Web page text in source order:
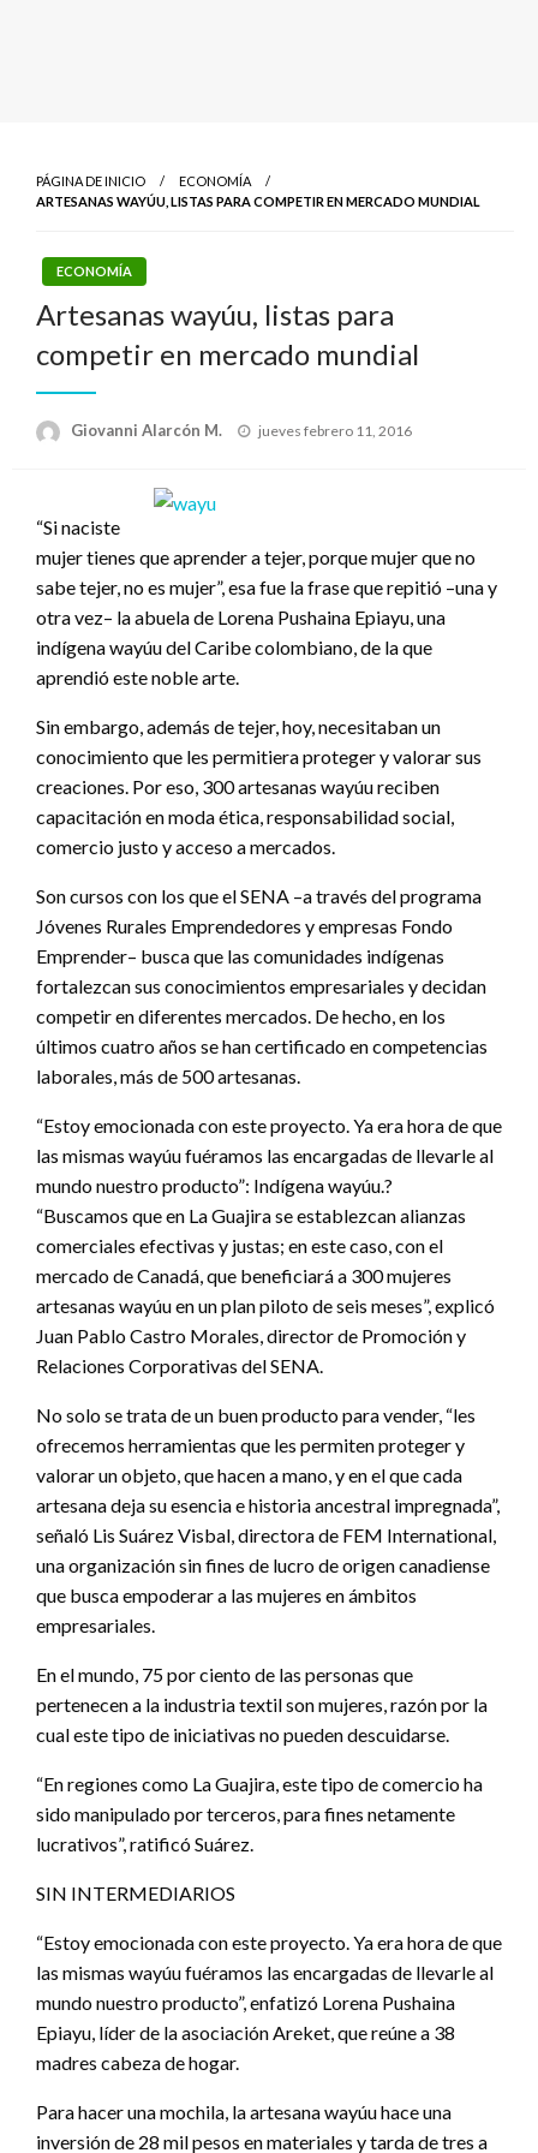
PÁGINA DE INICIO
ECONOMÍA
ARTESANAS WAYÚU, LISTAS PARA COMPETIR EN MERCADO MUNDIAL
ECONOMÍA
Artesanas wayúu, listas para
competir en mercado mundial
Giovanni Alarcón M.
Publicado
jueves febrero 11, 2016
“Si naciste
mujer tienes que aprender a tejer, porque mujer que no
sabe tejer, no es mujer”, esa fue la frase que repitió –una y
otra vez– la abuela de Lorena Pushaina Epiayu, una
indígena wayúu del Caribe colombiano, de la que
aprendió este noble arte.
Sin embargo, además de tejer, hoy, necesitaban un
conocimiento que les permitiera proteger y valorar sus
creaciones. Por eso, 300 artesanas wayúu reciben
capacitación en moda ética, responsabilidad social,
comercio justo y acceso a mercados.
Son cursos con los que el SENA –a través del programa
Jóvenes Rurales Emprendedores y empresas Fondo
Emprender– busca que las comunidades indígenas
fortalezcan sus conocimientos empresariales y decidan
competir en diferentes mercados. De hecho, en los
últimos cuatro años se han certificado en competencias
laborales, más de 500 artesanas.
“Estoy emocionada con este proyecto. Ya era hora de que
las mismas wayúu fuéramos las encargadas de llevarle al
mundo nuestro producto”: Indígena wayúu.?
“Buscamos que en La Guajira se establezcan alianzas
comerciales efectivas y justas; en este caso, con el
mercado de Canadá, que beneficiará a 300 mujeres
artesanas wayúu en un plan piloto de seis meses”, explicó
Juan Pablo Castro Morales, director de Promoción y
Relaciones Corporativas del SENA.
No solo se trata de un buen producto para vender, “les
ofrecemos herramientas que les permiten proteger y
valorar un objeto, que hacen a mano, y en el que cada
artesana deja su esencia e historia ancestral impregnada”,
señaló Lis Suárez Visbal, directora de FEM International,
una organización sin fines de lucro de origen canadiense
que busca empoderar a las mujeres en ámbitos
empresariales.
En el mundo, 75 por ciento de las personas que
pertenecen a la industria textil son mujeres, razón por la
cual este tipo de iniciativas no pueden descuidarse.
“En regiones como La Guajira, este tipo de comercio ha
sido manipulado por terceros, para fines netamente
lucrativos”, ratificó Suárez.
SIN INTERMEDIARIOS
“Estoy emocionada con este proyecto. Ya era hora de que
las mismas wayúu fuéramos las encargadas de llevarle al
mundo nuestro producto”, enfatizó Lorena Pushaina
Epiayu, líder de la asociación Areket, que reúne a 38
madres cabeza de hogar.
Para hacer una mochila, la artesana wayúu hace una
inversión de 28 mil pesos en materiales y tarda de tres a